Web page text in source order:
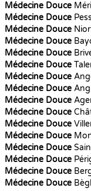
Médecine Douce
Médecine Douce
Médecine Douce
Médecine Douce
Médecine Douce
Médecine Douce
Médecine Douce
Médecine Douce
Médecine Douce
Médecine Douce
Médecine Douce
Médecine Douce
Médecine Douce
Médecine Douce
Médecine Douce
Médecine Douce